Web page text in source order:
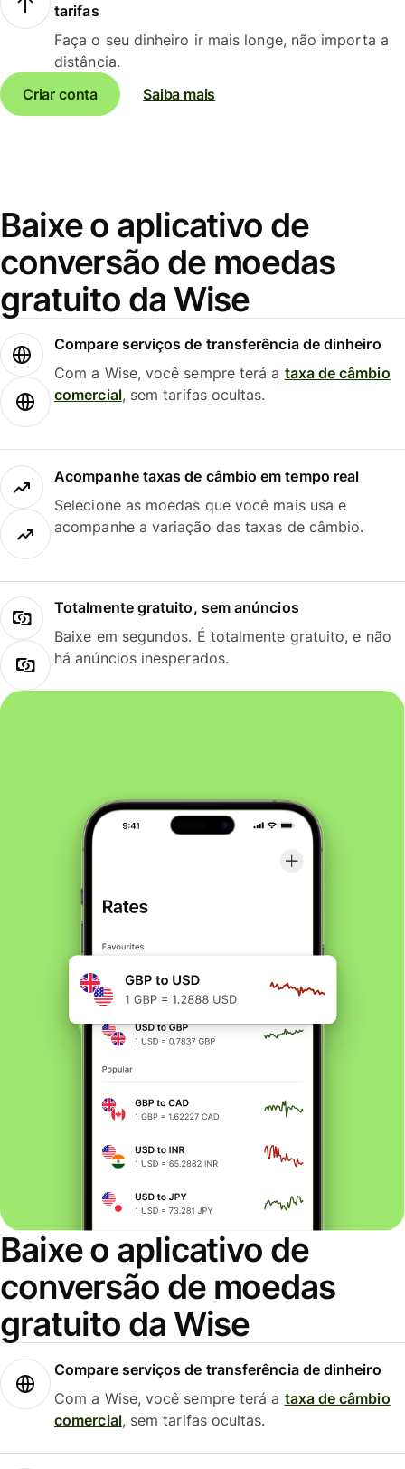
tarifas
Faça o seu dinheiro ir mais longe, não importa a
distância.
Criar conta
Saiba mais
Baixe o aplicativo de
conversão de moedas
gratuito da Wise
Compare serviços de transferência de dinheiro
Com a Wise, você sempre terá a taxa de câmbio
comercial, sem tarifas ocultas.
Acompanhe taxas de câmbio em tempo real
Selecione as moedas que você mais usa e
acompanhe a variação das taxas de câmbio.
Totalmente gratuito, sem anúncios
Baixe em segundos. É totalmente gratuito, e não
há anúncios inesperados.
Baixe o aplicativo de
conversão de moedas
gratuito da Wise
Compare serviços de transferência de dinheiro
Com a Wise, você sempre terá a taxa de câmbio
comercial, sem tarifas ocultas.